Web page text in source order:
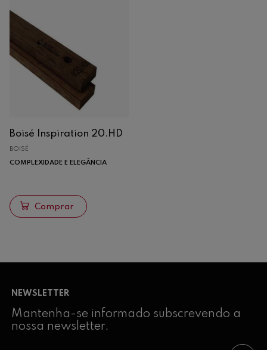
Boisé Inspiration 20.HD
BOISÉ
COMPLEXIDADE E ELEGÂNCIA
Comprar
NEWSLETTER
Mantenha-se informado subscrevendo a
nossa newsletter.